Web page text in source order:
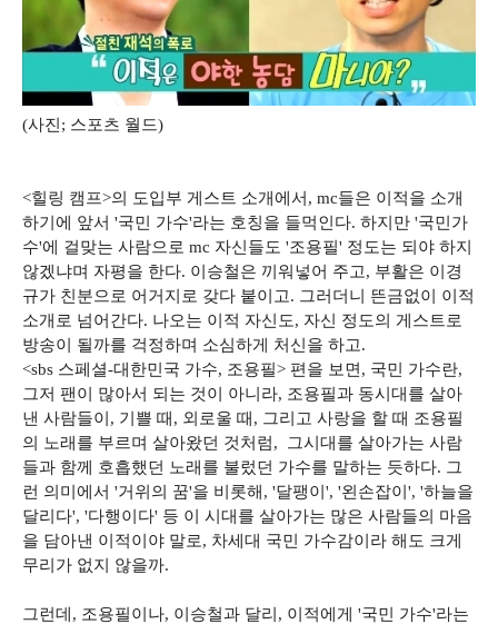
(사진; 스포츠 월드)
<힐링 캠프>의 도입부 게스트 소개에서, mc들은 이적을 소개
하기에 앞서 '국민 가수'라는 호칭을 들먹인다. 하지만 '국민가
수'에 걸맞는 사람으로 mc 자신들도 '조용필' 정도는 되야 하지
않겠냐며 자평을 한다. 이승철은 끼워넣어 주고, 부활은 이경
규가 친분으로 어거지로 갖다 붙이고. 그러더니 뜬금없이 이적
소개로 넘어간다. 나오는 이적 자신도, 자신 정도의 게스트로
방송이 될까를 걱정하며 소심하게 처신을 하고.
<sbs 스페셜-대한민국 가수, 조용필> 편을 보면, 국민 가수란,
그저 팬이 많아서 되는 것이 아니라, 조용필과 동시대를 살아
낸 사람들이, 기쁠 때, 외로울 때, 그리고 사랑을 할 때 조용필
의 노래를 부르며 살아왔던 것처럼, 그시대를 살아가는 사람
들과 함께 호흡했던 노래를 불렀던 가수를 말하는 듯하다. 그
런 의미에서 '거위의 꿈'을 비롯해, '달팽이', '왼손잡이', '하늘을
달리다', '다행이다' 등 이 시대를 살아가는 많은 사람들의 마음
을 담아낸 이적이야 말로, 차세대 국민 가수감이라 해도 크게
무리가 없지 않을까.
그런데, 조용필이나, 이승철과 달리, 이적에게 '국민 가수'라는